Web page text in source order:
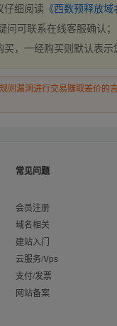
仔细阅读 《西数预释放
问可联系在线客服确认；
，一经购买则默认表
则漏洞进行交易赚取差价的
常见问题
会员注册
域名相关
建站入门
云服务/Vps
支付/发票
网站备案